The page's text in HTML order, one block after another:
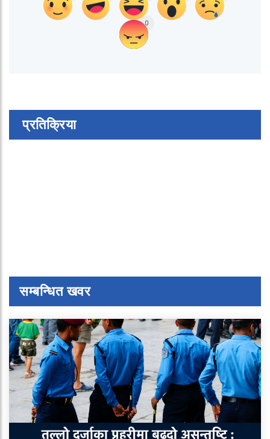
0
प्रतिक्रिया
सम्बन्धित खवर